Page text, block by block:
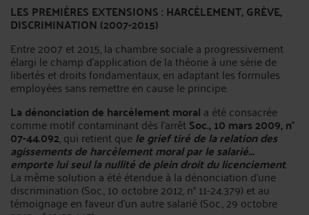
LES PREMIÈRES EXTENSIONS : HARCÈLEMENT, GRÈVE,
DISCRIMINATION (2007-2015)
Entre 2007 et 2015, la chambre sociale a progressivement
élargi le champ d'application de la théorie à une série de
libertés et droits fondamentaux, en adaptant les formules
employées sans remettre en cause le principe.
La dénonciation de harcèlement moral a été consacrée
comme motif contaminant dès l'arrêtSoc., 10 mars 2009, n°
07-44.092, qui retient quele grief tiré de la relation des
agissements de harcèlement moral par le salarié...
emporte lui seul la nullité de plein droit du licenciement.
La même solution a été étendue à la dénonciation d'une
discrimination (Soc., 10 octobre 2012, n° 11-24.379) et au
témoignage en faveur d'un autre salarié (Soc., 29 octobre